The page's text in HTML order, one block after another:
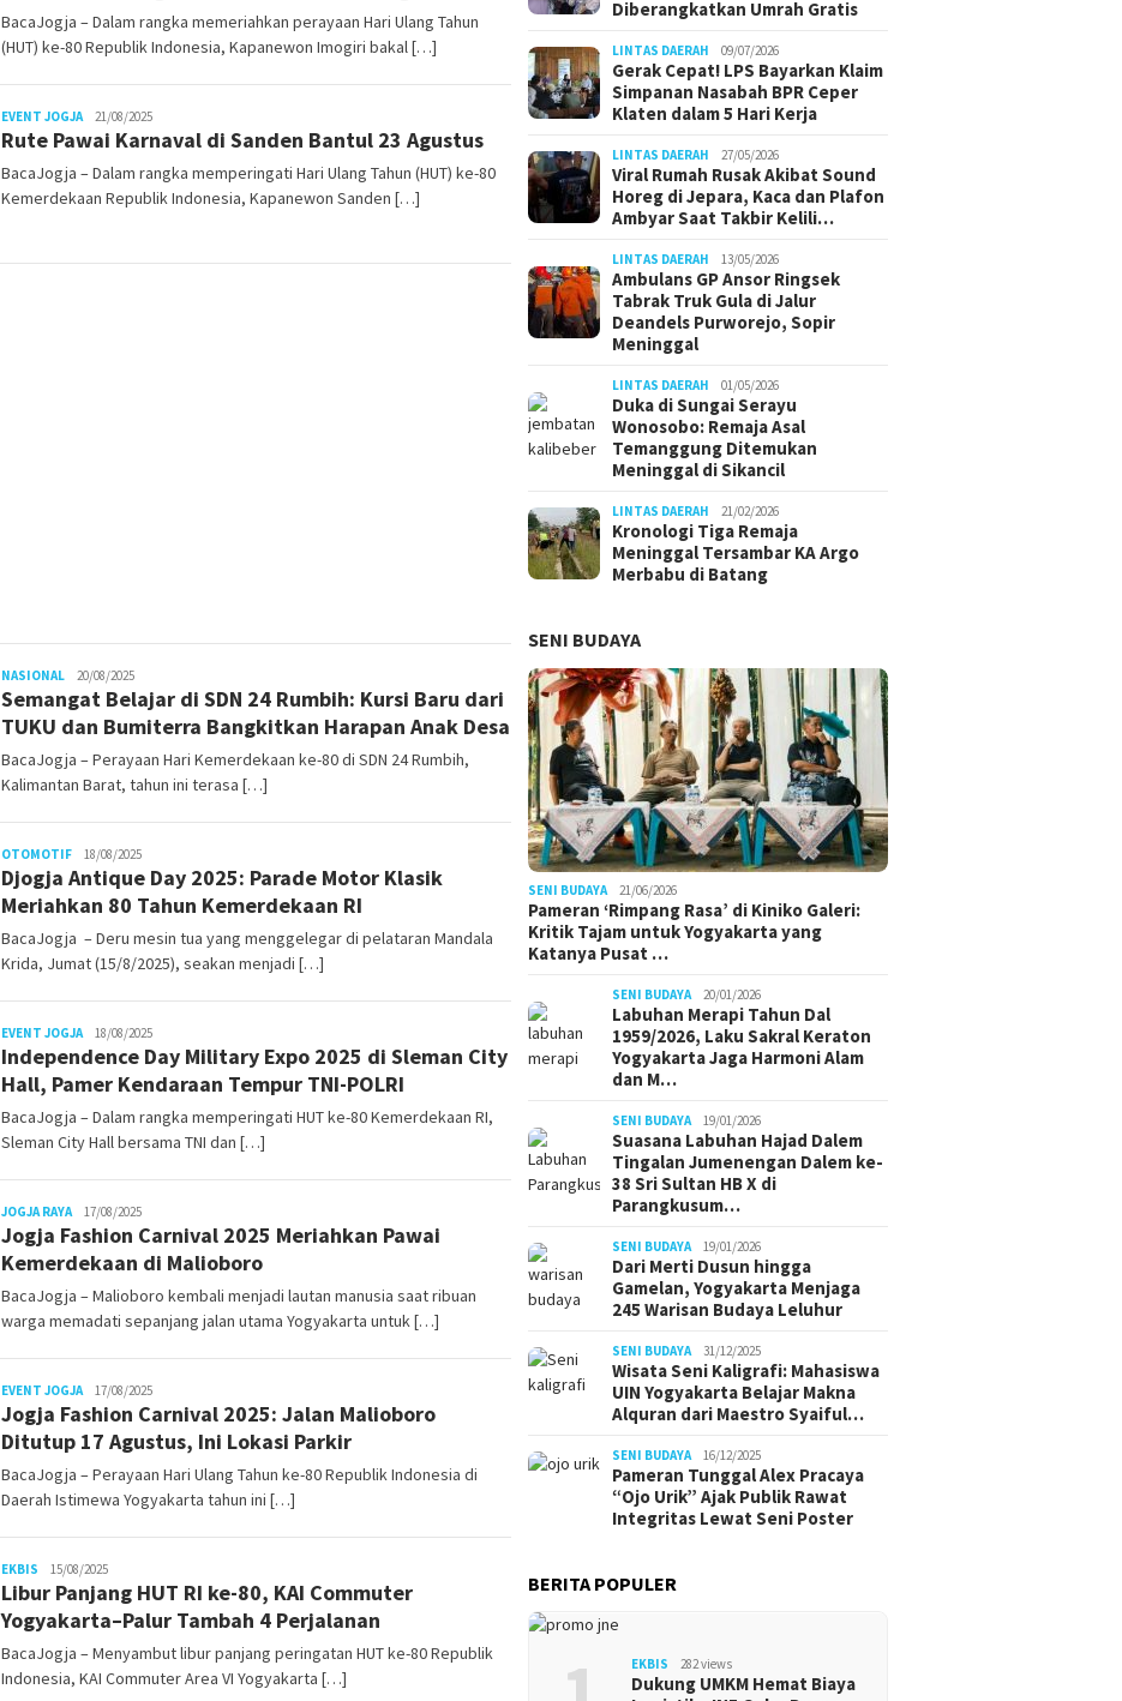
BacaJogja – Dalam rangka memeriahkan perayaan Hari Ulang Tahun
(HUT) ke-80 Republik Indonesia, Kapanewon Imogiri bakal […]
EVENT JOGJAJuno21/08/2025
Rute Pawai Karnaval di Sanden Bantul 23 Agustus
BacaJogja – Dalam rangka memperingati Hari Ulang Tahun (HUT) ke-80
Kemerdekaan Republik Indonesia, Kapanewon Sanden […]
NASIONALJuno20/08/2025
Semangat Belajar di SDN 24 Rumbih: Kursi Baru dari
TUKU dan Bumiterra Bangkitkan Harapan Anak Desa
BacaJogja – Perayaan Hari Kemerdekaan ke-80 di SDN 24 Rumbih,
Kalimantan Barat, tahun ini terasa […]
OTOMOTIFJuno18/08/2025
Djogja Antique Day 2025: Parade Motor Klasik
Meriahkan 80 Tahun Kemerdekaan RI
BacaJogja – Deru mesin tua yang menggelegar di pelataran Mandala
Krida, Jumat (15/8/2025), seakan menjadi […]
EVENT JOGJAJuno18/08/2025
Independence Day Military Expo 2025 di Sleman City
Hall, Pamer Kendaraan Tempur TNI-POLRI
BacaJogja – Dalam rangka memperingati HUT ke-80 Kemerdekaan RI,
Sleman City Hall bersama TNI dan […]
JOGJA RAYAJuno17/08/2025
Jogja Fashion Carnival 2025 Meriahkan Pawai
Kemerdekaan di Malioboro
BacaJogja – Malioboro kembali menjadi lautan manusia saat ribuan
warga memadati sepanjang jalan utama Yogyakarta untuk […]
EVENT JOGJAJuno17/08/2025
Jogja Fashion Carnival 2025: Jalan Malioboro
Ditutup 17 Agustus, Ini Lokasi Parkir
BacaJogja – Perayaan Hari Ulang Tahun ke-80 Republik Indonesia di
Daerah Istimewa Yogyakarta tahun ini […]
EKBIS Juno
15/08/2025
Libur Panjang HUT RI ke-80, KAI Commuter
Yogyakarta–Palur Tambah 4 Perjalanan
BacaJogja – Menyambut libur panjang peringatan HUT ke-80 Republik
Indonesia, KAI Commuter Area VI Yogyakarta […]
Diberangkatkan Umrah Gratis
LINTAS DAERAH 09/07/2026
Gerak Cepat! LPS Bayarkan Klaim
Simpanan Nasabah BPR Ceper
Klaten dalam 5 Hari Kerja
LINTAS DAERAH 27/05/2026
Viral Rumah Rusak Akibat Sound
Horeg di Jepara, Kaca dan Plafon
Ambyar Saat Takbir Kelili…
LINTAS DAERAH 13/05/2026
Ambulans GP Ansor Ringsek
Tabrak Truk Gula di Jalur
Deandels Purworejo, Sopir
Meninggal
LINTAS DAERAH 01/05/2026
Duka di Sungai Serayu
Wonosobo: Remaja Asal
Temanggung Ditemukan
Meninggal di Sikancil
LINTAS DAERAH 21/02/2026
Kronologi Tiga Remaja
Meninggal Tersambar KA Argo
Merbabu di Batang
SENI BUDAYA
SENI BUDAYA 21/06/2026
Pameran ‘Rimpang Rasa’ di Kiniko Galeri:
Kritik Tajam untuk Yogyakarta yang
Katanya Pusat …
SENI BUDAYA 20/01/2026
Labuhan Merapi Tahun Dal
1959/2026, Laku Sakral Keraton
Yogyakarta Jaga Harmoni Alam
dan M…
SENI BUDAYA 19/01/2026
Suasana Labuhan Hajad Dalem
Tingalan Jumenengan Dalem ke-
38 Sri Sultan HB X di
Parangkusum…
SENI BUDAYA 19/01/2026
Dari Merti Dusun hingga
Gamelan, Yogyakarta Menjaga
245 Warisan Budaya Leluhur
SENI BUDAYA 31/12/2025
Wisata Seni Kaligrafi: Mahasiswa
UIN Yogyakarta Belajar Makna
Alquran dari Maestro Syaiful…
SENI BUDAYA 16/12/2025
Pameran Tunggal Alex Pracaya
“Ojo Urik” Ajak Publik Rawat
Integritas Lewat Seni Poster
BERITA POPULER
EKBIS 282 views
Dukung UMKM Hemat Biaya